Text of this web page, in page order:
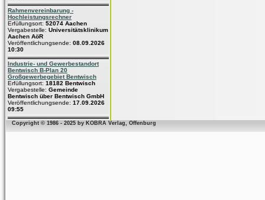
Rahmenvereinbarung -
Hochleistungsrechner
Erfüllungsort: 52074 Aachen
Vergabestelle: Universitätsklinikum
Aachen AöR
Veröffentlichungsende: 08.09.2026
10:30
Industrie- und Gewerbestandort
Bentwisch B-Plan 20
Großgewerbegebiet Bentwisch
Erfüllungsort: 18182 Bentwisch
Vergabestelle: Gemeinde
Bentwisch über Bentwisch GmbH
Veröffentlichungsende: 17.09.2026
09:55
Copyright © 1986 - 2025 by KOBRA Verlag, Offenburg